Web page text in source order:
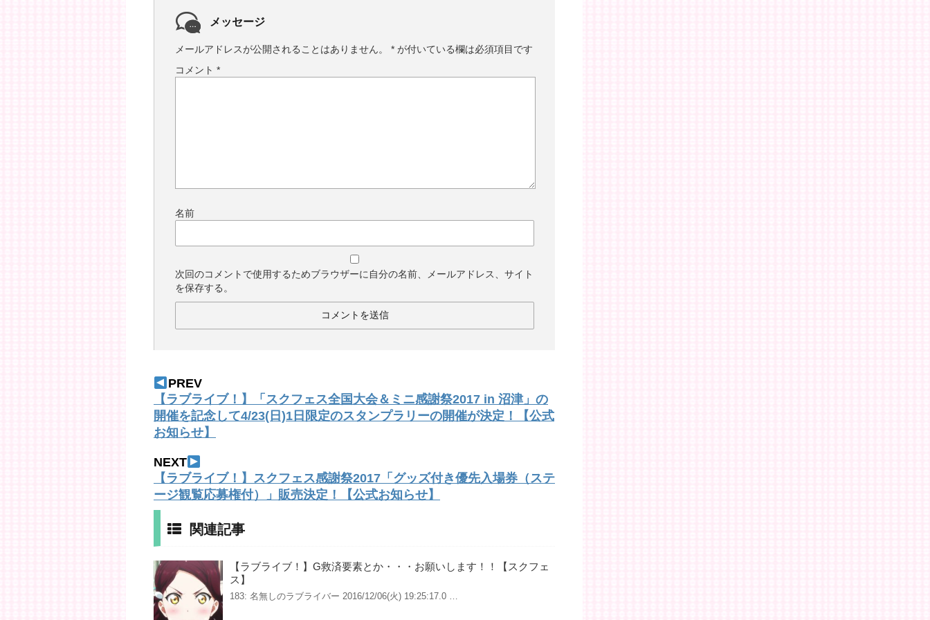
メッセージ
メールアドレスが公開されることはありません。 * が付いている欄は必須項目です
コメント *
名前
次回のコメントで使用するためブラウザーに自分の名前、メールアドレス、サイト
を保存する。
PREV
【ラブライブ！】「スクフェス全国大会＆ミニ感謝祭2017 in 沼津」の
開催を記念して4/23(日)1日限定のスタンプラリーの開催が決定！【公式
お知らせ】
NEXT
【ラブライブ！】スクフェス感謝祭2017「グッズ付き優先入場券（ステ
ージ観覧応募権付）」販売決定！【公式お知らせ】
関連記事
【ラブライブ！】G救済要素とか・・・お願いします！！【スクフェ
ス】
183: 名無しのラブライバー 2016/12/06(火) 19:25:17.0 …